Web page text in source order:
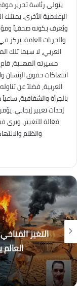
يتولى رئاسة تحرير
الإعلامية الأخرى.
ويُعرف بكونه صحفياً
والحريات العامة. يركز
العربي، لا سيما تلك
مسيرته المهنية،
انتهاكات حقوق الإنسان
العربية، فضلاً عن
بالجرأة والشفافية،
إحداث تغيير إيجابي.
فعّالة للتغيير، ويرى
والظلم
التغير